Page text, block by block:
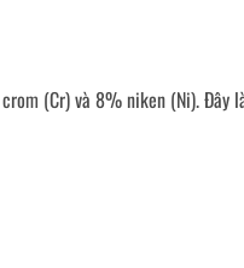
(Cr) và 8% niken (Ni). Đây